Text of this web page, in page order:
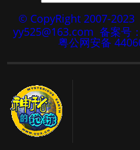
© CopyRight 2007-2023
yy525@163.com 备案号
粤公网安备